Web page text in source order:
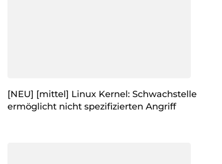
[NEU] [mittel] Linux Kernel: Schwachstelle
ermöglicht nicht spezifizierten Angriff